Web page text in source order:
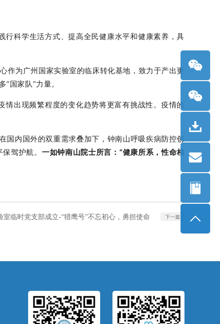
科学生活方式、提高全民健康水平和健康素养，具
为广州国家实验室的临床转化基地，致力于产出更
国家队”力量。
出现频繁程度的变化趋势将更富有挑战性。疫情的
国内国外的双重需求叠加下，钟南山呼吸疾病防控创
驾护航。 一如钟南山院士所言：“健康所系，性命相
下一篇
室临时党支部成立-“猎鹰号”不忘初心，勇担使命